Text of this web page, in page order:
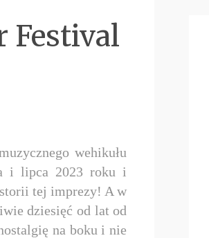
Festival
wehikułu
i lipca 2023 roku i
tej imprezy! A w
dziesięć od lat od
na boku i nie